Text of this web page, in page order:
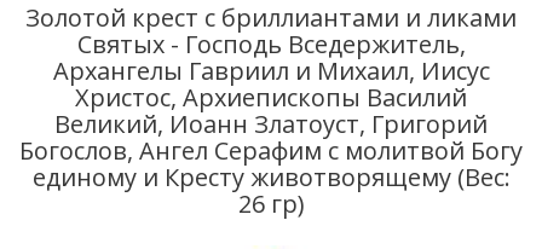
Золотой крест с бриллиантами и ликами
Святых - Господь Вседержитель,
Архангелы Гавриил и Михаил, Иисус
Христос, Архиепископы Василий
Великий, Иоанн Златоуст, Григорий
Богослов, Ангел Серафим с молитвой Богу
единому и Кресту животворящему (Вес:
26 гр)